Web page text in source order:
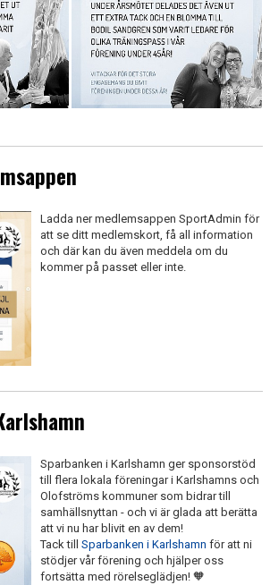
Ladda ner medlemsappen SportAdmin för
att se ditt medlemskort, få all information
och där kan du även meddela om du
kommer på passet eller inte.
Sparbanken i Karlshamn ger sponsorstöd
till flera lokala föreningar i Karlshamns och
Olofströms kommuner som bidrar till
samhällsnyttan - och vi är glada att berätta
att vi nu har blivit en av dem!
Tack till Sparbanken i Karlshamn för att ni
stödjer vår förening och hjälper oss
fortsätta med rörelseglädjen! 🧡